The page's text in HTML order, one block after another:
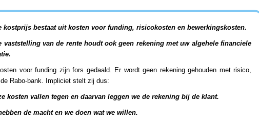
kostprijs bestaat uit kosten voor funding, risicokosten en bewerkingskosten.
vaststelling van de rente houdt ook geen rekening met uw algehele financiele
voor funding zijn fors gedaald. Er wordt geen rekening gehouden met risico,
Rabo-bank. Impliciet stelt zij dus:
kosten vallen tegen en daarvan leggen we de rekening bij de klant.
de macht en we doen wat we willen.